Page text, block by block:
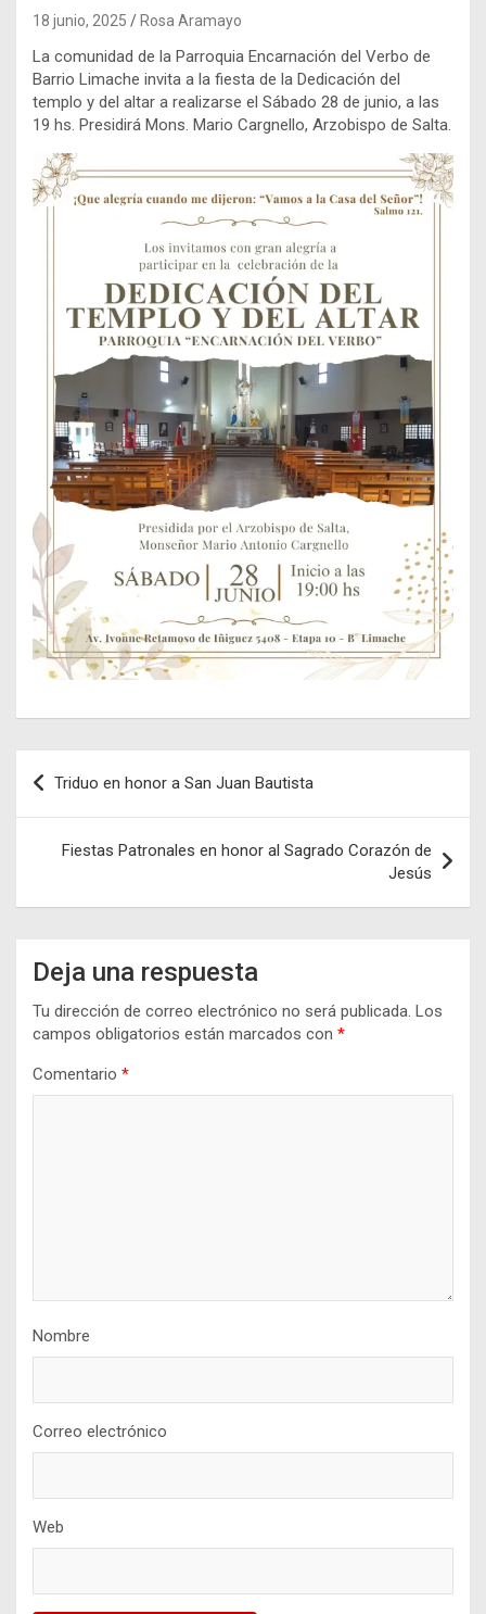
18 junio, 2025 Rosa Aramayo
La comunidad de la Parroquia Encarnación del Verbo de
Barrio Limache invita a la fiesta de la Dedicación del
templo y del altar a realizarse el Sábado 28 de junio, a las
19 hs. Presidirá Mons. Mario Cargnello, Arzobispo de Salta.
Navegación
de
entradas
Triduo en honor a San Juan Bautista
Fiestas Patronales en honor al Sagrado Corazón de
Jesús
Deja una respuesta
Tu dirección de correo electrónico no será publicada. Los
campos obligatorios están marcados con *
Comentario *
Nombre
Correo electrónico
Web